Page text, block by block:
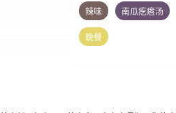
辣味 南瓜疙瘩汤
晚餐